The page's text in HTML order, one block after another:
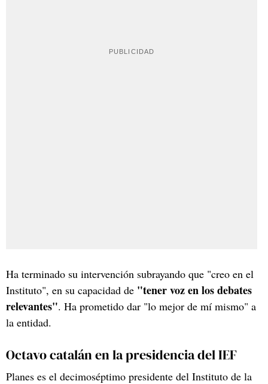
Ha terminado su intervención subrayando que "creo en el
Instituto", en su capacidad de "tener voz en los debates
relevantes". Ha prometido dar "lo mejor de mí mismo" a
la entidad.
Octavo catalán en la presidencia del IEF
Planes es el decimoséptimo presidente del Instituto de la